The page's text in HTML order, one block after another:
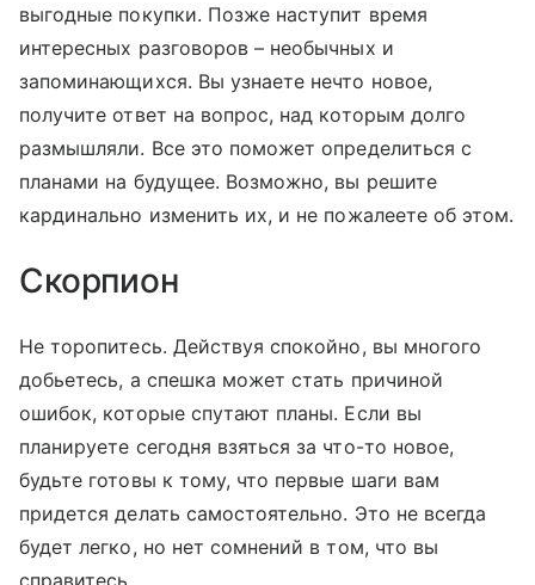
выгодные покупки. Позже наступит время
интересных разговоров – необычных и
запоминающихся. Вы узнаете нечто новое,
получите ответ на вопрос, над которым долго
размышляли. Все это поможет определиться с
планами на будущее. Возможно, вы решите
кардинально изменить их, и не пожалеете об этом.
Скорпион
Не торопитесь. Действуя спокойно, вы многого
добьетесь, а спешка может стать причиной
ошибок, которые спутают планы. Если вы
планируете сегодня взяться за что-то новое,
будьте готовы к тому, что первые шаги вам
придется делать самостоятельно. Это не всегда
будет легко, но нет сомнений в том, что вы
справитесь.